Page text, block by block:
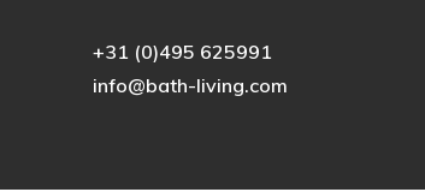
+31 (0)495 625991
info@bath-living.com